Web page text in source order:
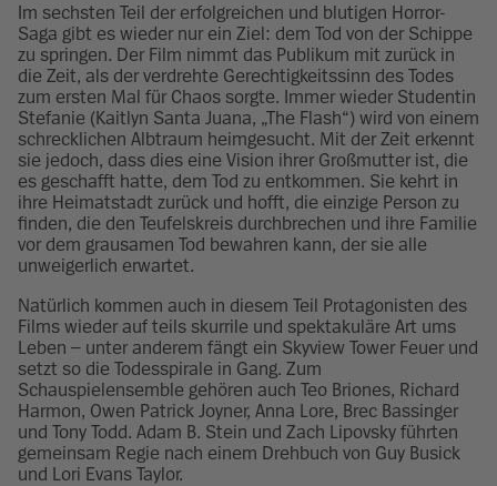
Im sechsten Teil der erfolgreichen und blutigen Horror-
Saga gibt es wieder nur ein Ziel: dem Tod von der Schippe
zu springen. Der Film nimmt das Publikum mit zurück in
die Zeit, als der verdrehte Gerechtigkeitssinn des Todes
zum ersten Mal für Chaos sorgte. Immer wieder Studentin
Stefanie (Kaitlyn Santa Juana, „The Flash“) wird von einem
schrecklichen Albtraum heimgesucht. Mit der Zeit erkennt
sie jedoch, dass dies eine Vision ihrer Großmutter ist, die
es geschafft hatte, dem Tod zu entkommen. Sie kehrt in
ihre Heimatstadt zurück und hofft, die einzige Person zu
finden, die den Teufelskreis durchbrechen und ihre Familie
vor dem grausamen Tod bewahren kann, der sie alle
unweigerlich erwartet.
Natürlich kommen auch in diesem Teil Protagonisten des
Films wieder auf teils skurrile und spektakuläre Art ums
Leben – unter anderem fängt ein Skyview Tower Feuer und
setzt so die Todesspirale in Gang. Zum
Schauspielensemble gehören auch Teo Briones, Richard
Harmon, Owen Patrick Joyner, Anna Lore, Brec Bassinger
und Tony Todd. Adam B. Stein und Zach Lipovsky führten
gemeinsam Regie nach einem Drehbuch von Guy Busick
und Lori Evans Taylor.